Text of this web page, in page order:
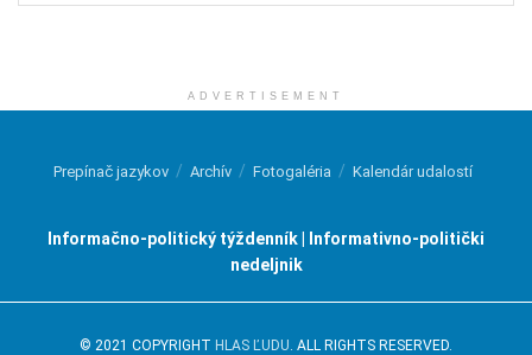
ADVERTISEMENT
Prepínač jazykov Archív Fotogaléria Kalendár udalostí
Informačno-politický týždenník | Informativno-politički
nedeljnik
© 2021 COPYRIGHT HLAS ĽUDU. ALL RIGHTS RESERVED.